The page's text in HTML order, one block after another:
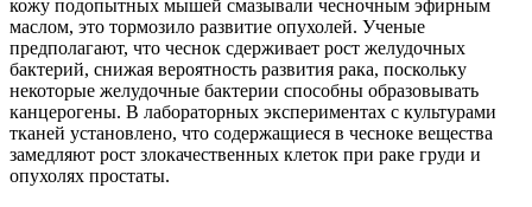
кожу подопытных мышей смазывали чесночным эфирным
маслом, это тормозило развитие опухолей. Ученые
предполагают, что чеснок сдерживает рост желудочных
бактерий, снижая вероятность развития рака, поскольку
некоторые желудочные бактерии способны образовывать
канцерогены. В лабораторных экспериментах с культурами
тканей установлено, что содержащиеся в чесноке вещества
замедляют рост злокачественных клеток при раке груди и
опухолях простаты.